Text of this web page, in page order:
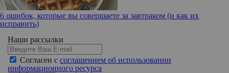
6 ошибок, которые вы совершаете за завтраком (и как их
исправить)
Наши рассылки
Согласен с соглашением об использовании
информационного ресурса